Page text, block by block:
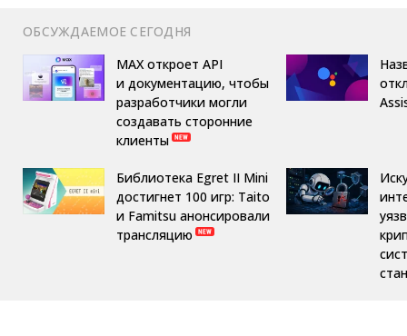
ОБСУЖДАЕМОЕ СЕГОДНЯ
MAX откроет API
и документацию, чтобы
разработчики могли
создавать сторонние
клиенты
Библиотека Egret II Mini
достигнет 100 игр: Taito
и Famitsu анонсировали
трансляцию